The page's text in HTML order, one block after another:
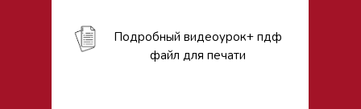
Подробный видеоурок+ пдф
файл для печати